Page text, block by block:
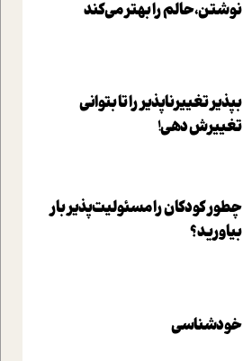
نوشتن، حالم را بهتر می‌کند
بپذير تغييرناپذير را تا بتواني
تغييرش دهي!‏
چطور کودکان را مسئولیت‌پذیر بار
بیاورید؟
خودشناسی